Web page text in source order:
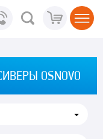
OSNOVO